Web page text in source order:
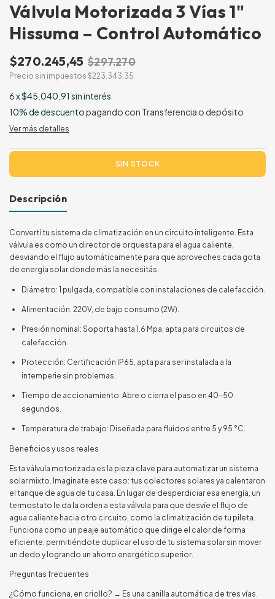
Válvula Motorizada 3 Vías 1"
Hissuma – Control Automático
$270.245,45 $297.270
Precio sin impuestos $223.343,35
6x$45.040,91 sin interés
10% de descuentopagando con Transferencia o depósito
Ver más detalles
Descripción
Convertí tu sistema de climatización en un circuito inteligente. Esta
válvula es como un director de orquesta para el agua caliente,
desviando el flujo automáticamente para que aproveches cada gota
de energía solar donde más la necesitás.
Diámetro: 1 pulgada, compatible con instalaciones de calefacción.
Alimentación: 220V, de bajo consumo (2W).
Presión nominal: Soporta hasta 1.6 Mpa, apta para circuitos de
calefacción.
Protección: Certificación IP65, apta para ser instalada a la
intemperie sin problemas.
Tiempo de accionamiento: Abre o cierra el paso en 40-50
segundos.
Temperatura de trabajo: Diseñada para fluidos entre 5 y 95 °C.
Beneficios y usos reales
Esta válvula motorizada es la pieza clave para automatizar un sistema
solar mixto. Imaginate este caso: tus colectores solares ya calentaron
el tanque de agua de tu casa. En lugar de desperdiciar esa energía, un
termostato le da la orden a esta válvula para que desvíe el flujo de
agua caliente hacia otro circuito, como la climatización de tu pileta.
Funciona como un peaje automático que dirige el calor de forma
eficiente, permitiéndote duplicar el uso de tu sistema solar sin mover
un dedo y logrando un ahorro energético superior.
Preguntas frecuentes
¿Cómo funciona, en criollo? → Es una canilla automática de tres vías.